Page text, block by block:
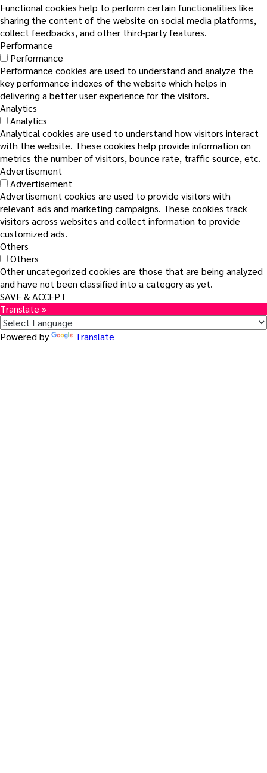
Functional cookies help to perform certain functionalities like
sharing the content of the website on social media platforms,
collect feedbacks, and other third-party features.
Performance
Performance
Performance cookies are used to understand and analyze the
key performance indexes of the website which helps in
delivering a better user experience for the visitors.
Analytics
Analytics
Analytical cookies are used to understand how visitors interact
with the website. These cookies help provide information on
metrics the number of visitors, bounce rate, traffic source, etc.
Advertisement
Advertisement
Advertisement cookies are used to provide visitors with
relevant ads and marketing campaigns. These cookies track
visitors across websites and collect information to provide
customized ads.
Others
Others
Other uncategorized cookies are those that are being analyzed
and have not been classified into a category as yet.
SAVE & ACCEPT
Translate »
Powered by Translate